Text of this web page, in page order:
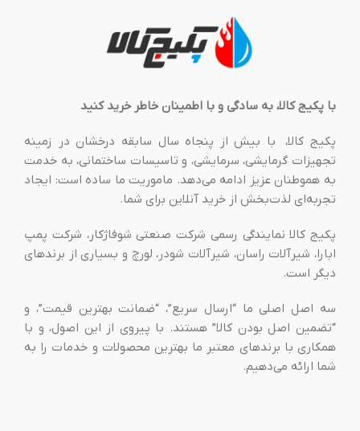
با پکیج کالا، به سادگی و با اطمینان خاطر خرید کنید
پکیج کالا، با بیش از پنجاه سال سابقه درخشان در زمینه
تجهیزات گرمایشی، سرمایشی، و تاسیسات ساختمانی، به خدمت
به هموطنان عزیز ادامه می‌دهد. ماموریت ما ساده است: ایجاد
تجربه‌ای لذت‌بخش از خرید آنلاین برای شما.
پکیج کالا نمایندگی رسمی شرکت صنعتی شوفاژکار، شرکت پمپ
ابارا، شیرآلات راسان، شیرآلات شودر، لورچ و بسیاری از برندهای
دیگر است.
سه اصل اصلی ما “ارسال سریع”، “ضمانت بهترین قیمت”، و
“تضمین اصل بودن کالا” هستند. با پیروی از این اصول، و با
همکاری با برندهای معتبر ما بهترین محصولات و خدمات را به
شما ارائه می‌دهیم.